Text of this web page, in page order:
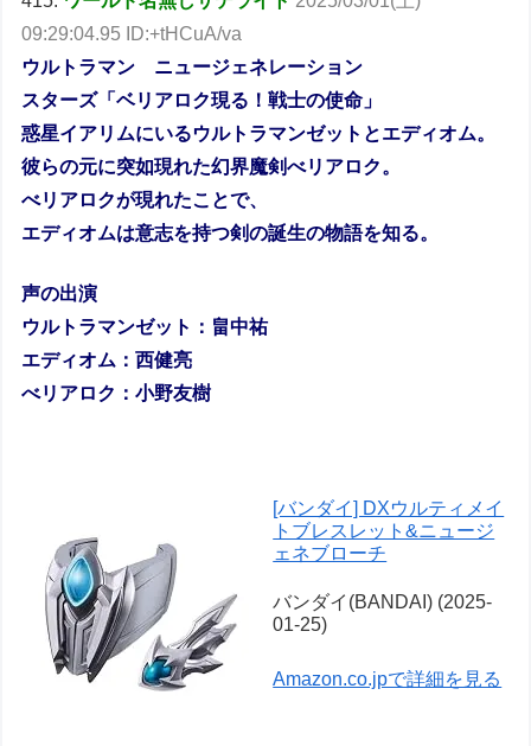
09:29:04.95 ID:+tHCuA/va
ウルトラマン ニュージェネレーション
スターズ「ベリアロク現る！戦士の使命」
惑星イアリムにいるウルトラマンゼットとエディオム。
彼らの元に突如現れた幻界魔剣べリアロク。
べリアロクが現れたことで、
エディオムは意志を持つ剣の誕生の物語を知る。
声の出演
ウルトラマンゼット：畠中祐
エディオム：西健亮
べリアロク：小野友樹
[バンダイ] DXウルティメイ
トブレスレット&ニュージ
ェネブローチ
バンダイ(BANDAI) (2025-
01-25)
Amazon.co.jpで詳細を見る